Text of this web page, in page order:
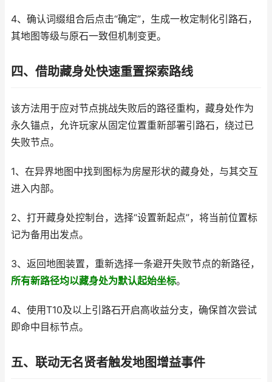
4、确认词缀组合后点击“确定”，生成一枚定制化引路石，
其地图等级与原石一致但机制变更。
四、借助藏身处快速重置探索路线
该方法用于应对节点挑战失败后的路径重构，藏身处作为
永久锚点，允许玩家从固定位置重新部署引路石，绕过已
失败节点。
1、在异界地图中找到图标为房屋形状的藏身处，与其交互
进入内部。
2、打开藏身处控制台，选择“设置新起点”，将当前位置标
记为备用出发点。
3、返回地图装置，重新选择一条避开失败节点的新路径，
所有新路径均以藏身处为默认起始坐标。
4、使用T10及以上引路石开启高收益分支，确保首次尝试
即命中目标节点。
五、联动无名贤者触发地图增益事件